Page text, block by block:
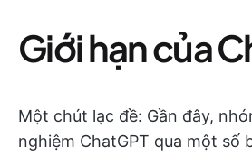
Giới hạn của
Một chút lạc đề: Gần đây,
nghiệm ChatGPT qua một số